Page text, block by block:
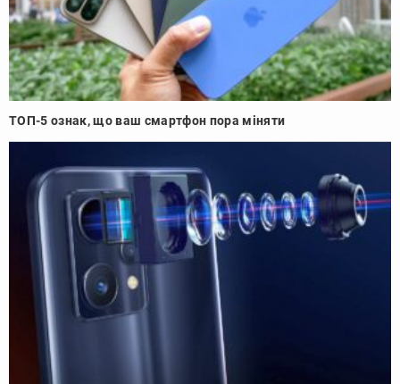
ТОП-5 ознак, що ваш смартфон пора міняти